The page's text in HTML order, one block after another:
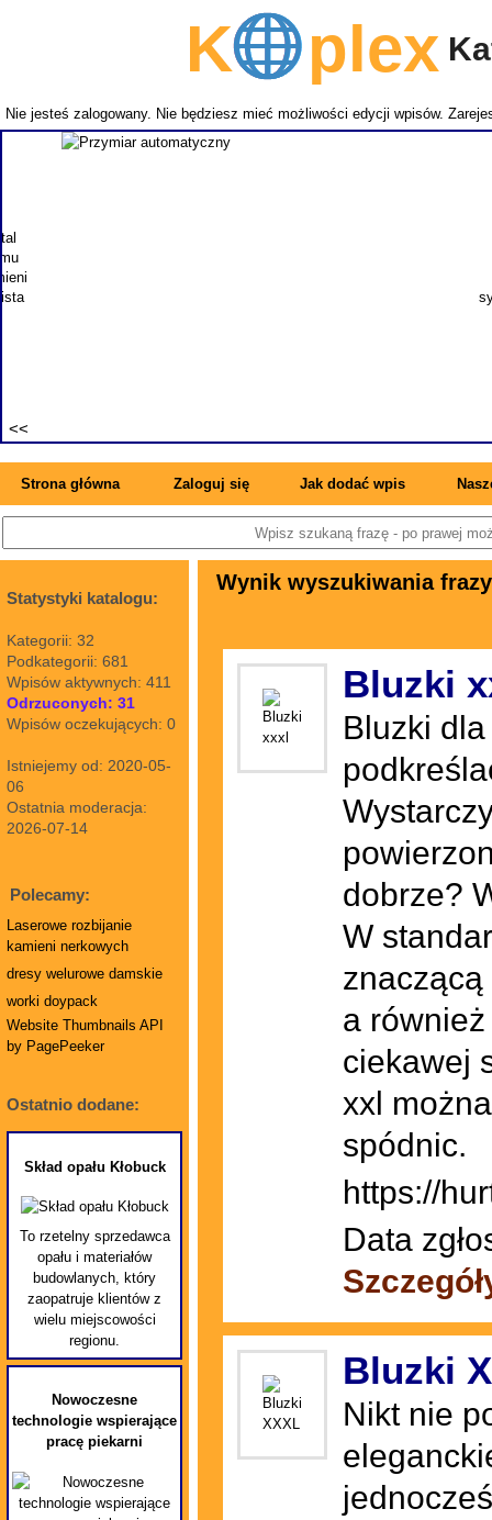
Kplex
Nie jesteś zalogowany. Nie będziesz mieć możliwości edycji wpisów.
Strona główna Zaloguj się Jak dodać wpis
Statystyki katalogu:
Kategorii: 32
Podkategorii: 681
Wpisów aktywnych: 411
Odrzuconych: 31
Wpisów oczekujących: 0
Istniejemy od: 2020-05-
06
Ostatnia moderacja:
2026-07-14
Polecamy:
Laserowe rozbijanie
kamieni nerkowych
dresy welurowe damskie
worki doypack
Website Thumbnails API
by PagePeeker
Ostatnio dodane:
Skład opału Kłobuck
To rzetelny sprzedawca
opału i materiałów
budowlanych, który
zaopatruje klientów z
wielu miejscowości
regionu.
Nowoczesne
technologie wspierające
pracę piekarni
Wynik wyszukiwania
Bluzki
Bluzki
dobrze?
W
a
ciekawej
xxl
spódnic.
https://
Data
Bluzki
Nikt nie